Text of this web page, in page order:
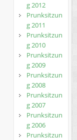
g 2012
Prunksitzun
g 2011
Prunksitzun
g 2010
Prunksitzun
g 2009
Prunksitzun
g 2008
Prunksitzun
g 2007
Prunksitzun
g 2006
Prunksitzun